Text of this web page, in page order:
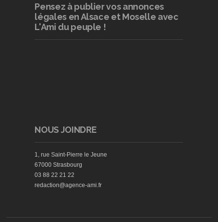
Pensez à publiervos annonces
légales en Alsace et Moselle avec
L'Ami du peuple !
NOUS JOINDRE
1, rue Saint-Pierre le Jeune
67000 Strasbourg
03 88 22 21 22
redaction@agence-ami.fr